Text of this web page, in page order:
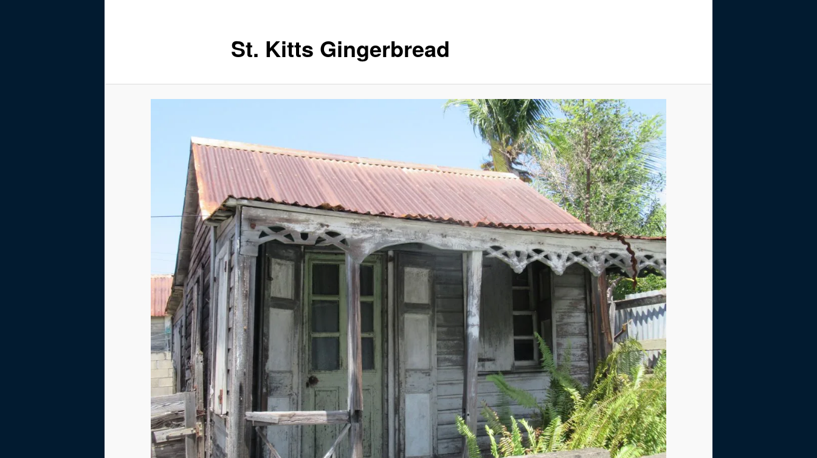
St. Kitts Gingerbread